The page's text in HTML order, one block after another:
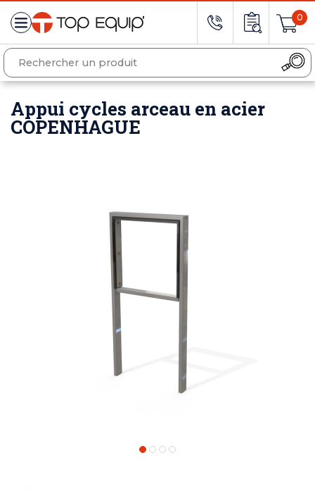
0
Appui cycles arceau en acier
COPENHAGUE